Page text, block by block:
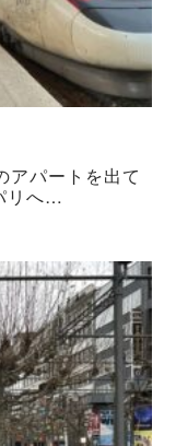
アパートを出て
リへ…